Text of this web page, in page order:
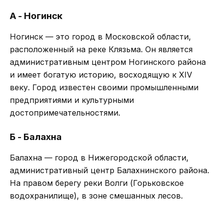
А - Ногинск
Ногинск — это город в Московской области,
расположенный на реке Клязьма. Он является
административным центром Ногинского района
и имеет богатую историю, восходящую к XIV
веку. Город известен своими промышленными
предприятиями и культурными
достопримечательностями.
Б - Балахна
Балахна — город в Нижегородской области,
административный центр Балахнинского района.
На правом берегу реки Волги (Горьковское
водохранилище), в зоне смешанных лесов.